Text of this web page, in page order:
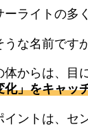
ーライトの多
うな名前です
体からは、目
化」をキャッ
イントは、セ